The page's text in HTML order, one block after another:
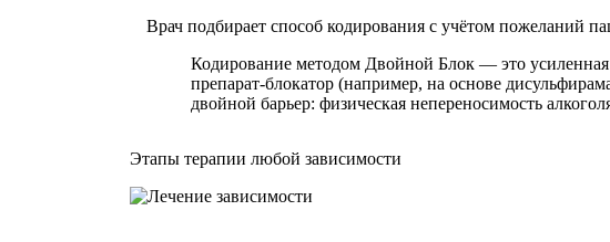
Врач подбирает способ кодирования с учётом пожеланий
Кодирование методом Двойной Блок — это
препарат-блокатор (например, на основе
двойной барьер: физическая непереносимость
Этапы терапии любой зависимости